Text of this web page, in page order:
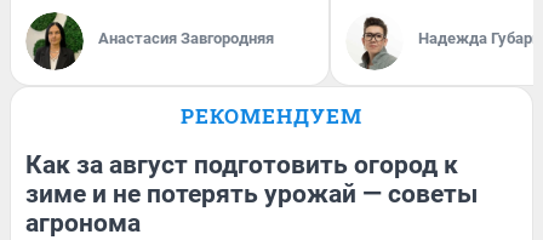
Анастасия Завгородняя Надежда Губарь
РЕКОМЕНДУЕМ
Как за август подготовить огород к
зиме и не потерять урожай — советы
агронома